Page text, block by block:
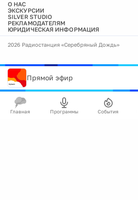
О НАС
ЭКСКУРСИИ
SILVER STUDIO
РЕКЛАМОДАТЕЛЯМ
ЮРИДИЧЕСКАЯ ИНФОРМАЦИЯ
2026 Радиостанция «Серебряный Дождь»
Прямой эфир
Главная Программы События